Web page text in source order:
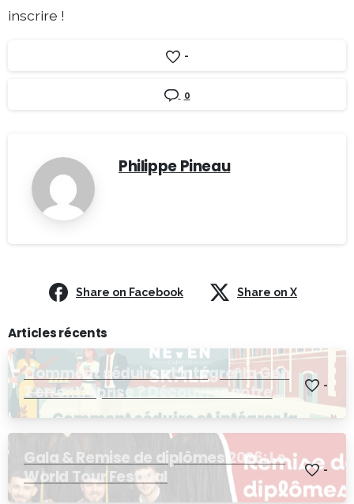
inscrire !
-
0
Philippe Pineau
Share on Facebook Share on X
Articles récents
Comment séduire et intégrer la Gen
Z en entreprise ? Découvrez notre
Afterwork RH !
-
Gala & Remise de diplômes 2026: Le
World Tour Festival
-